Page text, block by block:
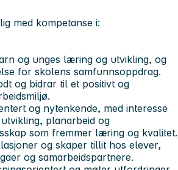
med kompetanse i:
og unges læring og utvikling, og
for skolens samfunnsoppdrag.
og bidrar til et positivt og
og nytenkende, med interesse
planarbeid og
som fremmer læring og kvalitet.
og skaper tillit hos elever,
og samarbeidspartnere.